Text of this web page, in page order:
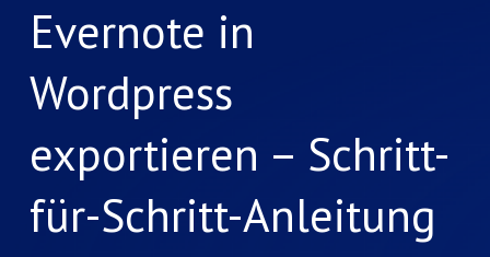
Evernote in
Wordpress
exportieren – Schritt-
für-Schritt-Anleitung